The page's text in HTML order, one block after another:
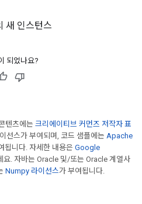
새 인스턴스
되었나요?
텐츠에는 크리에이티브 커먼즈 저작자 표
선스가 부여되며, 코드 샘플에는 Apache
됩니다. 자세한 내용은 Google
요. 자바는 Oracle 및/또는 Oracle 계열사
Numpy 라이선스가 부여됩니다.